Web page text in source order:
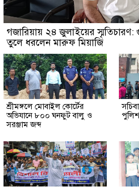
গজারিয়ায় ২৪ জুলাইয়ের
তুলে ধরলেন মারুফ মিয়াজি
শ্রীমঙ্গলে মোবাইল কোর্টের
অভিযানে ৮০০ ঘনফুট বালু ও
সরঞ্জাম জব্দ